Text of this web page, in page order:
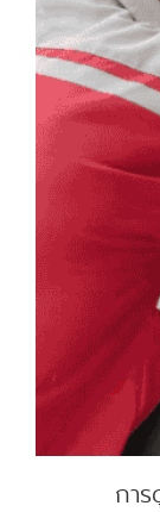
กา